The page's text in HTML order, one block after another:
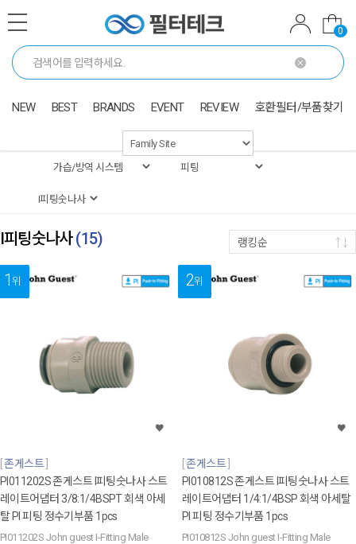
0
NEW BEST BRANDS EVENT REVIEW 호환필터/부품찾기
I피팅숫나사(15) 랭킹순
1위
존게스트
PI011202S 존게스트 I피팅숫나사 스트
레이트어댑터 3/8:1/4BSPT 회색 아세
탈 PI 피팅 정수기부품 1pcs
PI011202S John guest I-Fitting Male
2위
존게스트
PI010812S 존게스트 I피팅숫나사 스트
레이트어댑터 1/4:1/4BSP 회색 아세탈
PI 피팅 정수기부품 1pcs
PI010812S John guest I-Fitting Male